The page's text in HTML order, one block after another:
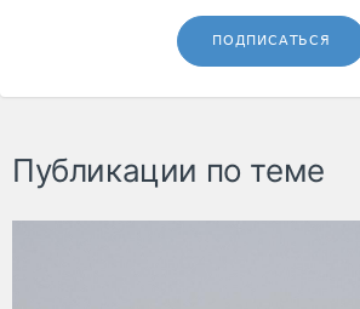
ПОДПИСАТЬСЯ
Публикации по теме